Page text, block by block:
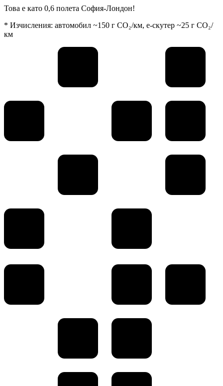
Това е като 0,6 полета София-Лондон!
* Изчисления: автомобил ~150 г CO₂/км, е-скутер ~25 г CO₂/
км